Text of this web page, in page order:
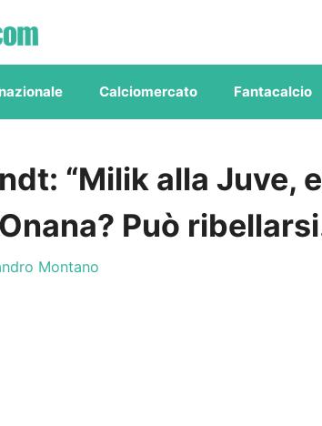
Calciomercato Fantacalcio
“Milik alla Juve,
Può
Montano